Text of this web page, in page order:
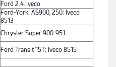
Ford 2.4, Iveco
Ford-York; AS900, 250; Iveco
8513
Chrysler Super 900-951
Ford Transit 15T; Iveco 8515